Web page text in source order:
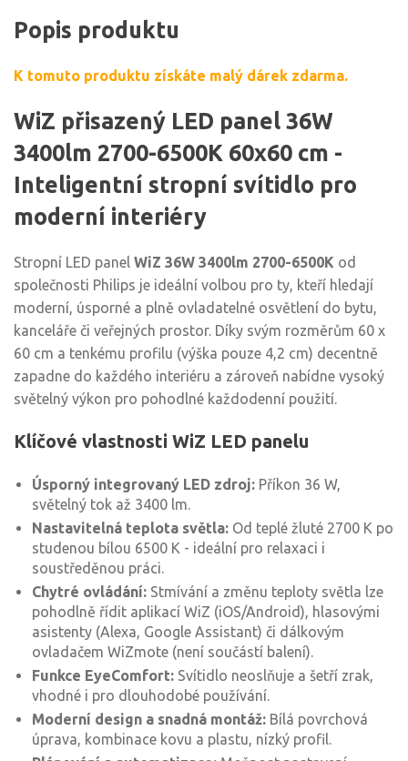
Popis produktu
K tomuto produktu získáte malý dárek zdarma.
WiZ přisazený LED panel 36W
3400lm 2700-6500K 60x60 cm -
Inteligentní stropní svítidlo pro
moderní interiéry
Stropní LED panel WiZ 36W 3400lm 2700-6500K od
společnosti Philips je ideální volbou pro ty, kteří hledají
moderní, úsporné a plně ovladatelné osvětlení do bytu,
kanceláře či veřejných prostor. Díky svým rozměrům 60 x
60 cm a tenkému profilu (výška pouze 4,2 cm) decentně
zapadne do každého interiéru a zároveň nabídne vysoký
světelný výkon pro pohodlné každodenní použití.
Klíčové vlastnosti WiZ LED panelu
Úsporný integrovaný LED zdroj: Příkon 36 W,
světelný tok až 3400 lm.
Nastavitelná teplota světla: Od teplé žluté 2700 K po
studenou bílou 6500 K - ideální pro relaxaci i
soustředěnou práci.
Chytré ovládání: Stmívání a změnu teploty světla lze
pohodlně řídit aplikací WiZ (iOS/Android), hlasovými
asistenty (Alexa, Google Assistant) či dálkovým
ovladačem WiZmote (není součástí balení).
Funkce EyeComfort: Svítidlo neoslňuje a šetří zrak,
vhodné i pro dlouhodobé používání.
Moderní design a snadná montáž: Bílá povrchová
úprava, kombinace kovu a plastu, nízký profil.